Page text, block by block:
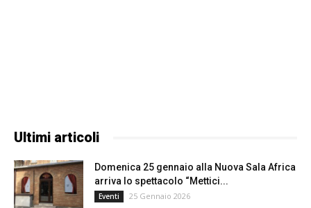
Ultimi articoli
Domenica 25 gennaio alla Nuova Sala Africa
arriva lo spettacolo “Mettici...
Eventi 25 Gennaio 2026